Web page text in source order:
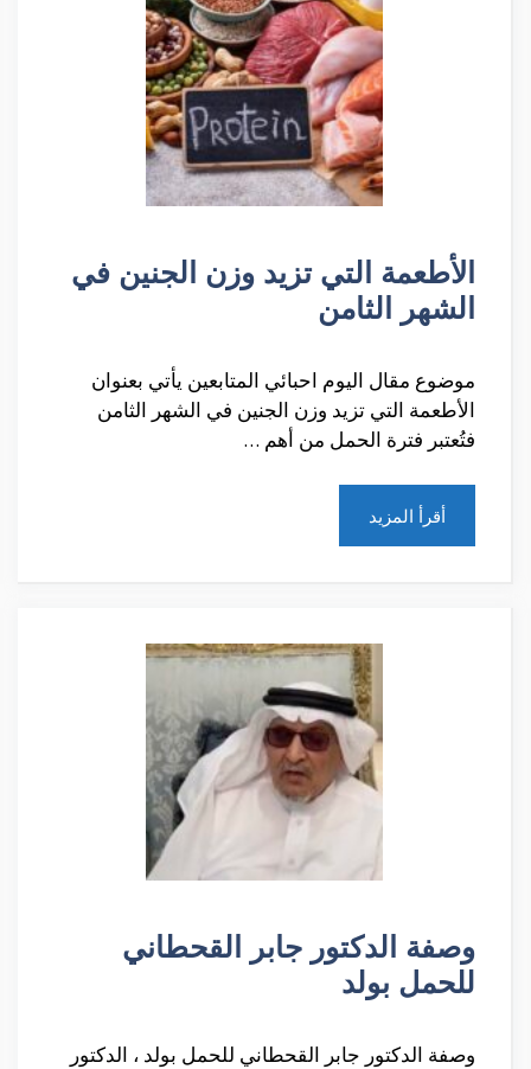
الأطعمة التي تزيد وزن الجنين في
الشهر الثامن
موضوع مقال اليوم احبائي المتابعين يأتي بعنوان
الأطعمة التي تزيد وزن الجنين في الشهر الثامن
فتُعتبر فترة الحمل من أهم …
أقرأ المزيد
وصفة الدكتور جابر القحطاني
للحمل بولد
وصفة الدكتور جابر القحطاني للحمل بولد ، الدكتور